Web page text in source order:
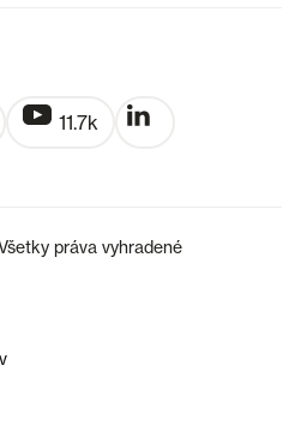
11.7k
práva vyhradené